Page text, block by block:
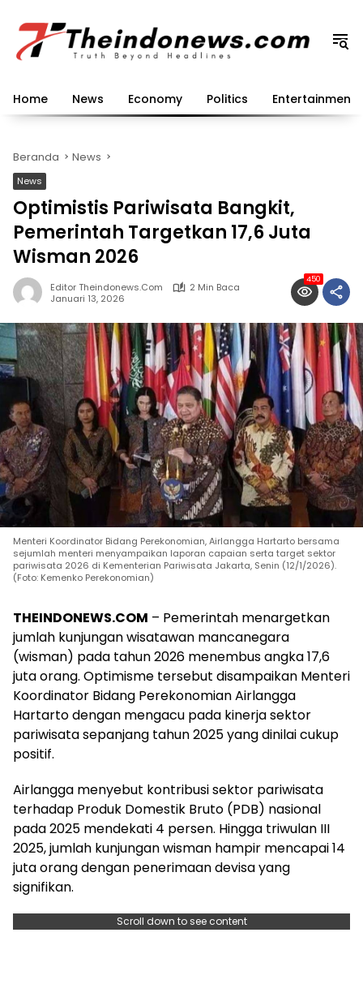
konten
Home News Economy Politics Entertainment
Beranda News
News
Optimistis Pariwisata Bangkit,
Pemerintah Targetkan 17,6 Juta
Wisman 2026
Editor Theindonews.com
2 Min Baca
Januari 13, 2026
450
Menteri Koordinator Bidang Perekonomian, Airlangga Hartarto bersama
sejumlah menteri menyampaikan laporan capaian serta target sektor
pariwisata 2026 di Kementerian Pariwisata Jakarta, Senin (12/1/2026).
(Foto: Kemenko Perekonomian)
THEINDONEWS.COM – Pemerintah menargetkan
jumlah kunjungan wisatawan mancanegara
(wisman) pada tahun 2026 menembus angka 17,6
juta orang. Optimisme tersebut disampaikan Menteri
Koordinator Bidang Perekonomian Airlangga
Hartarto dengan mengacu pada kinerja sektor
pariwisata sepanjang tahun 2025 yang dinilai cukup
positif.
Airlangga menyebut kontribusi sektor pariwisata
terhadap Produk Domestik Bruto (PDB) nasional
pada 2025 mendekati 4 persen. Hingga triwulan III
2025, jumlah kunjungan wisman hampir mencapai 14
juta orang dengan penerimaan devisa yang
signifikan.
Scroll down to see content